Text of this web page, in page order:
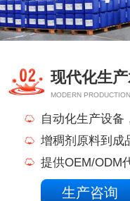
现代化生
MODERN
自动化生产设备
增稠剂原料到成
提供OEM/ODM
生产咨询